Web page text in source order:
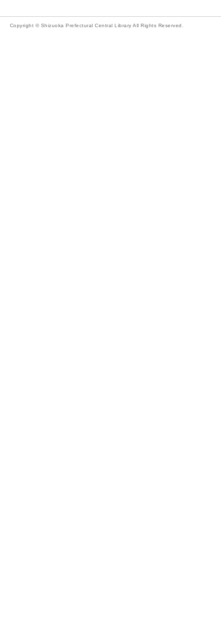
Copyright © Shizuoka Prefectural Central Library All Rights Reserved.